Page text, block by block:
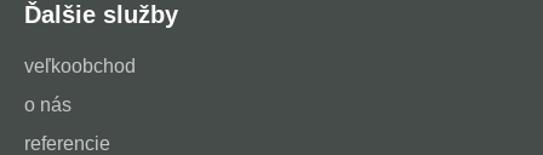
Ďalšie služby
veľkoobchod
o nás
referencie